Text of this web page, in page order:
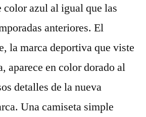
color azul al igual que las
anteriores. El
la marca deportiva que viste
aparece en color dorado al
detalles de la nueva
Una camiseta simple